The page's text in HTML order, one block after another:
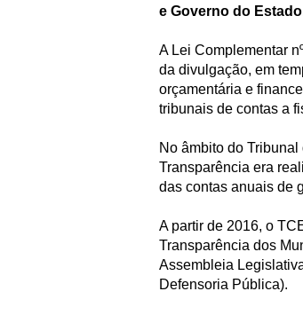
e Governo do
A Lei Complementar
da divulgação, em
orçamentária e
tribunais de contas a
No âmbito do
Transparência era
das contas anuais de
A partir de 2016, o
Transparência dos
Assembleia
Defensoria Pública).